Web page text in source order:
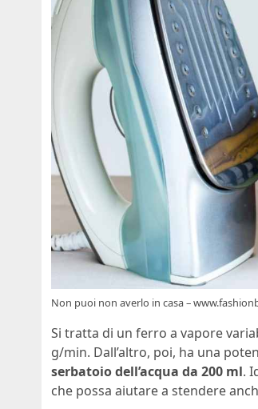
Non puoi non averlo in casa –
Si tratta di un ferro a vapore
g/min. Dall’altro, poi, ha una
serbatoio dell’acqua da 200 ml.
che possa aiutare a stendere